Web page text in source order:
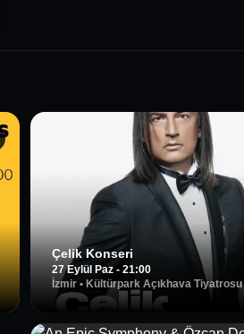
Çelik Konseri
27 Eylül Paz - 21:00
İzmir • Kültürpark Açıkhava Tiyatrosu